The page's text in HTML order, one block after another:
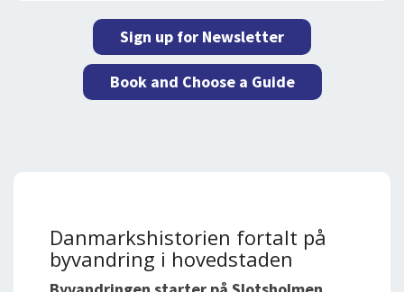
Sign up for Newsletter
Book and Choose a Guide
Danmarkshistorien fortalt på
byvandring i hovedstaden